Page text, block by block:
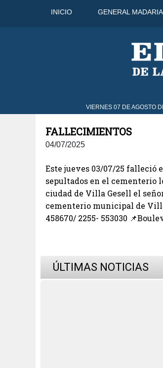
INICIO GENERAL
VIERNES 07 DE AGOSTO
31°C
FALLECIMIENTOS
04/07/2025
Este jueves 03/07/25 falleció
sepultados en el cementerio
ciudad de Villa Gesell el
cementerio municipal de
458670/ 2255- 553030
ÚLTIMAS NOTICIAS